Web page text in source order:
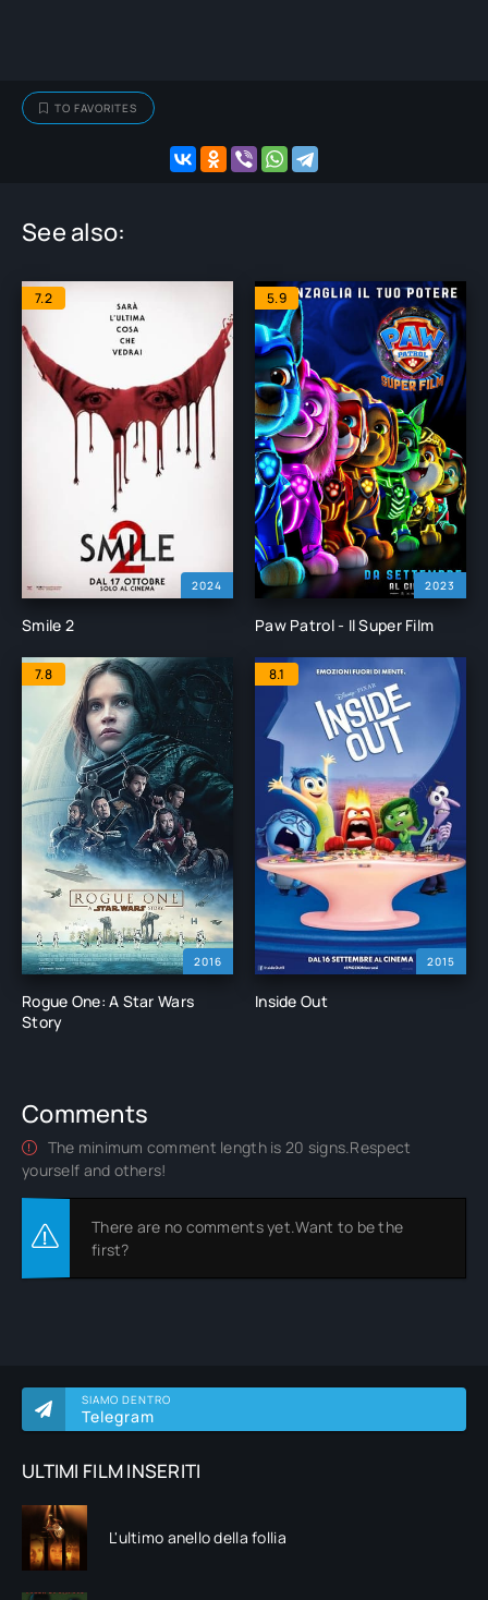
SIAMO DENTRO
Telegram
ULTIMI FILM INSERITI
L'ultimo anello della follia
TO FAVORITES
See also:
2024
7.2
Smile 2
2023
5.9
Paw Patrol - Il Super Film
2016
7.8
Rogue One: A Star Wars
Story
2015
8.1
Inside Out
Comments
The minimum comment length is 20 signs.Respect
yourself and others!
There are no comments yet.Want to be the
first?